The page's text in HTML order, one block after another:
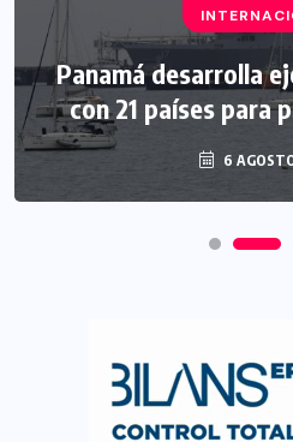
Panamá desarrolla
con 21 países para
6